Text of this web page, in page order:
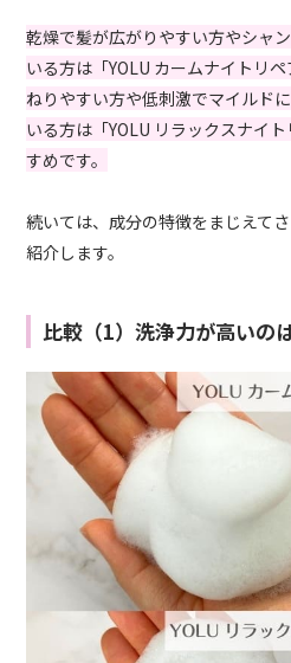
乾燥で髪が広がりやすい方やシャ
いる方は「YOLU カームナイトリ
ねりやすい方や低刺激でマイルド
いる方は「YOLU リラックスナイ
すめです。
続いては、成分の特徴をまじえて
紹介します。
比較（1）洗浄力が高いの